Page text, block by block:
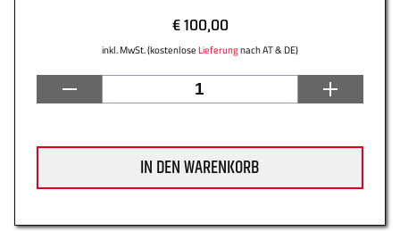
Lieferung
€ 100,00
inkl. MwSt. (kostenlose Lieferungnach AT & DE)
IN DEN WARENKORB